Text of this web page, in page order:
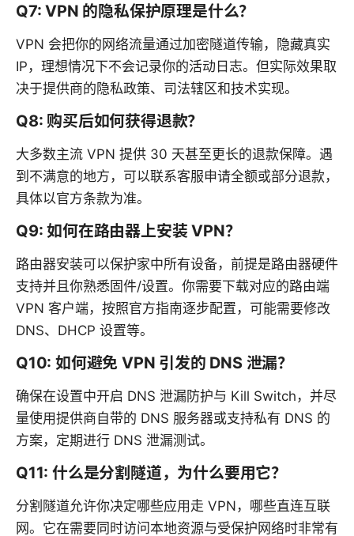
Q7: VPN 的隐私保护原理是什么？
VPN 会把你的网络流量通过加密隧道传输，隐藏真实
IP，理想情况下不会记录你的活动日志。但实际效果取
决于提供商的隐私政策、司法辖区和技术实现。
Q8: 购买后如何获得退款？
大多数主流 VPN 提供 30 天甚至更长的退款保障。遇
到不满意的地方，可以联系客服申请全额或部分退款，
具体以官方条款为准。
Q9: 如何在路由器上安装 VPN？
路由器安装可以保护家中所有设备，前提是路由器硬件
支持并且你熟悉固件/设置。你需要下载对应的路由端
VPN 客户端，按照官方指南逐步配置，可能需要修改
DNS、DHCP 设置等。
Q10: 如何避免 VPN 引发的 DNS 泄漏？
确保在设置中开启 DNS 泄漏防护与 Kill Switch，并尽
量使用提供商自带的 DNS 服务器或支持私有 DNS 的
方案，定期进行 DNS 泄漏测试。
Q11: 什么是分割隧道，为什么要用它？
分割隧道允许你决定哪些应用走 VPN，哪些直连互联
网。它在需要同时访问本地资源与受保护网络时非常有